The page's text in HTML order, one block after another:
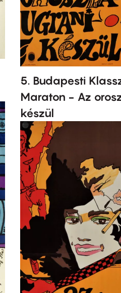
5. Budapesti
Maraton - Az
készül